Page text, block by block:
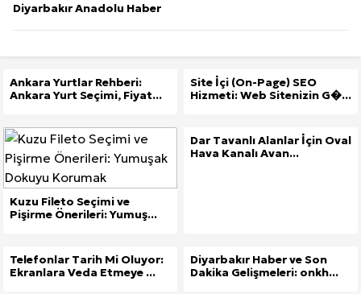
Diyarbakır Anadolu Haber
Ankara Yurtlar Rehberi:
Ankara Yurt Seçimi, Fiyat...
Site İçi (On-Page) SEO
Hizmeti: Web Sitenizin G�...
Kuzu Fileto Seçimi ve
Pişirme Önerileri: Yumuş...
Dar Tavanlı Alanlar İçin Oval
Hava Kanalı Avan...
Telefonlar Tarih Mi Oluyor:
Ekranlara Veda Etmeye ...
Diyarbakır Haber ve Son
Dakika Gelişmeleri: onkh...